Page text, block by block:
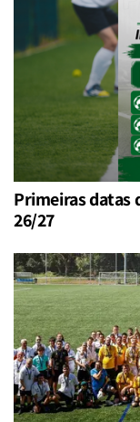
Primeiras datas
26/27